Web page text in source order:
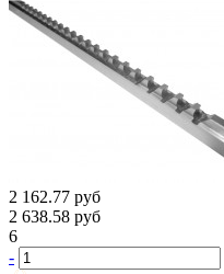
2 162.77 руб
2 638.58 руб
6
-